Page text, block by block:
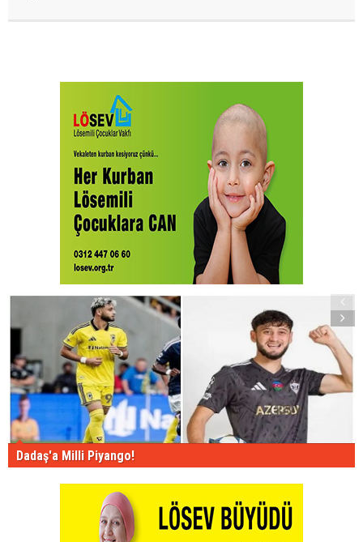
Dadaş'a Milli Piyango!